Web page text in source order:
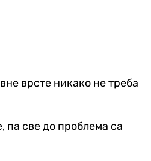
врсте никако не треба
све до проблема са